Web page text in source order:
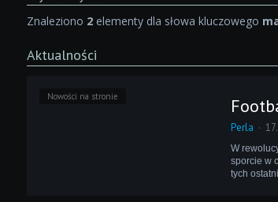
Znaleziono 2elementy dla słowa kluczowego
Aktualności
Nowości na stronie
Perla
W
sporcie w
tych